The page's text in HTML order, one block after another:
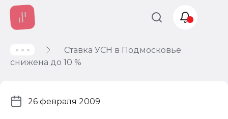
Ставка УСН в Подмосковье
снижена до 10 %
26 февраля 2009
Учет и
налогообложение